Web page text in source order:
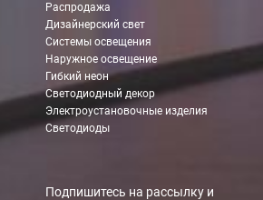
Распродажа
Дизайнерский свет
Системы освещения
Наружное освещение
Гибкий неон
Светодиодный декор
Электроустановочные изделия
Светодиоды
Подпишитесь на рассылку и